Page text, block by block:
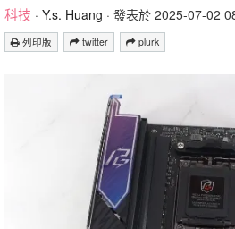
科技 · Y.s. Huang · 發表於 2025-07-02
列印版 twitter plurk